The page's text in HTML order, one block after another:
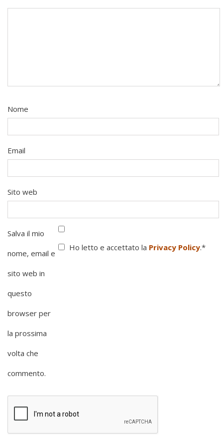
Nome
Email
Sito web
Salva il mio
nome, email e
sito web in
questo
browser per
la prossima
volta che
commento.
Ho letto e accettato la Privacy Policy.*